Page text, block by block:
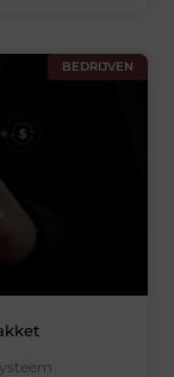
BEDRIJVEN